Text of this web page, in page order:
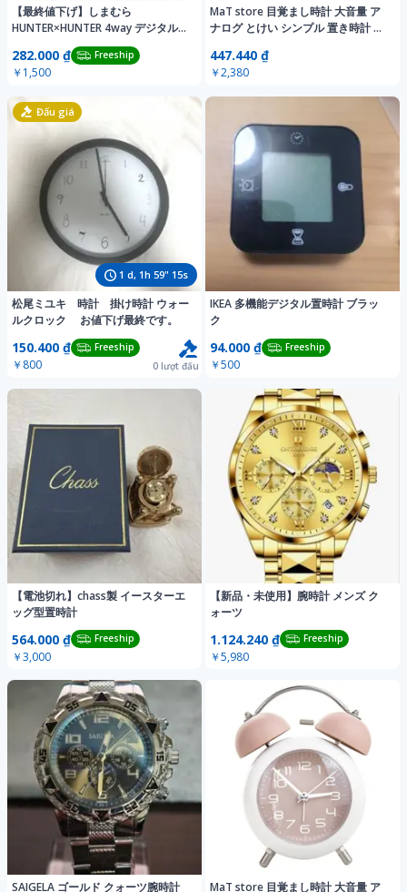
【最終値下げ】しまむら
HUNTER×HUNTER 4way デジタル置
282.000 ₫ Freeship
￥1,500
MaT store 目覚まし時計 大音量 ア
ナログ とけい シンプル 置き時計 電
447.440 ₫
￥2,380
1 d, 1h 59" 13s
Đấu giá
松尾ミユキ 時計 掛け時計 ウォー
ルクロック お値下げ最終です。
150.400 ₫ Freeship
￥800 0 lượt đấu
IKEA 多機能デジタル置時計 ブラッ
ク
94.000 ₫ Freeship
￥500
【電池切れ】chass製 イースターエ
ッグ型置時計
564.000 ₫ Freeship
￥3,000
【新品・未使用】腕時計 メンズ ク
ォーツ
1.124.240 ₫ Freeship
￥5,980
SAIGELA ゴールド クォーツ腕時計 MaT store 目覚まし時計 大音量 ア